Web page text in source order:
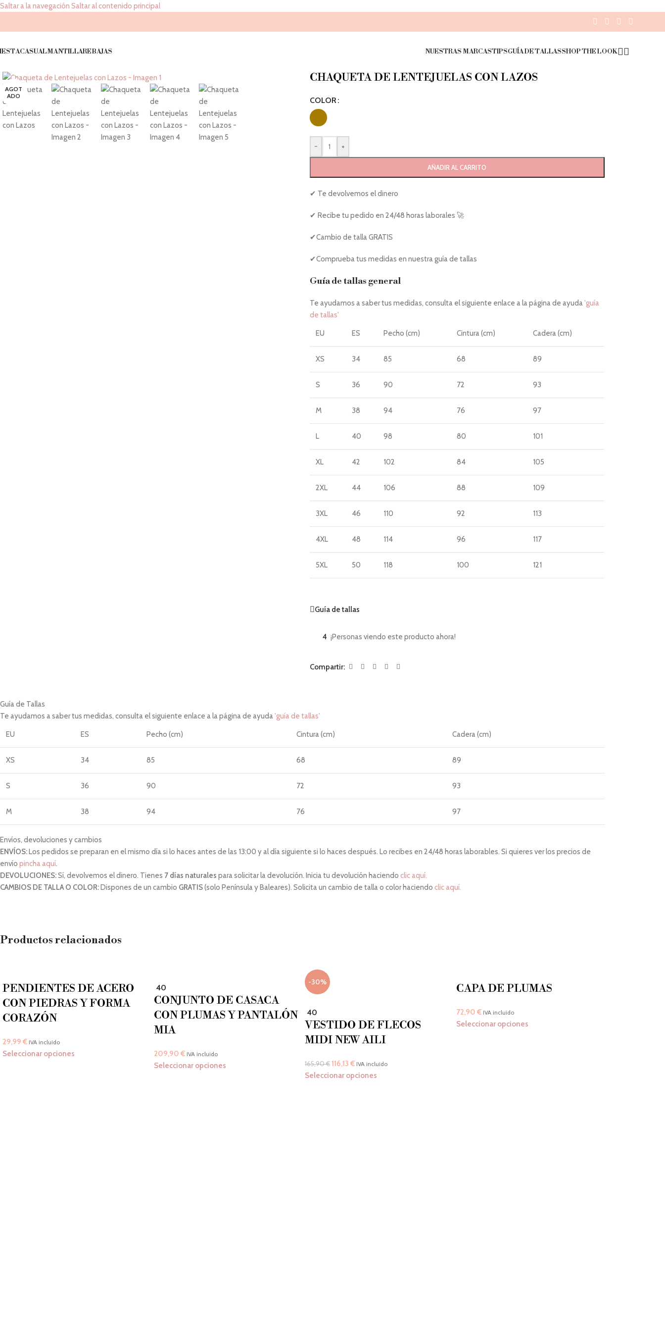
Saltar a la navegación Saltar al contenido principal
CASUALMANTILLAREBAJAS NUESTRAS MARCASTIPSGUÍA DE TALLASSHOP THE LOOK
AGOT
ADO
CHAQUETA DE LENTEJUELAS CON LAZOS
COLOR
- +
AÑADIR AL CARRITO
✔ Te devolvemos el dinero
✔ Recibe tu pedido en 24/48 horas laborales 🚀
✔Cambio de talla GRATIS
✔Comprueba tus medidas en nuestra guía de tallas
Guía de tallas general
Te ayudamos a saber tus medidas, consulta el siguiente enlace a la página de ayuda'guía
de tallas'
EU ES Pecho (cm) Cintura (cm) Cadera (cm)
XS 34 85 68 89
S 36 90 72 93
M 38 94 76 97
L 40 98 80 101
XL 42 102 84 105
2XL 44 106 88 109
3XL 46 110 92 113
4XL 48 114 96 117
5XL 50 118 100 121
Guía de tallas
4 ¡Personas viendo este producto ahora!
Compartir:
Guía de Tallas
Te ayudamos a saber tus medidas, consulta el siguiente enlace a la página de ayuda'guía de tallas'
EU ES Pecho (cm) Cintura (cm) Cadera (cm)
XS 34 85 68 89
S 36 90 72 93
M 38 94 76 97
L 40
XL
2XL 44 106 88 109
4XL 48
Envíos, devoluciones y cambios
ENVÍOS:Los pedidos se preparan en el mismo día si lo haces antes de las 13:00 y al día siguiente si lo haces después. Lo recibes en 24/48 horas laborables. Si quieres ver los precios de
envío pincha aquí.
DEVOLUCIONES:Sí, devolvemos el dinero. Tienes 7 días naturales para solicitar la devolución. Inicia tu devolución haciendo clic aquí.
CAMBIOS DE TALLA O COLOR:Dispones de un cambio GRATIS(solo Península y Baleares). Solicita un cambio de talla o color haciendo clic aquí.
Productos relacionados
PENDIENTES DE ACERO
CON PIEDRAS Y FORMA
CORAZÓN
29,99 € IVA incluido
Seleccionar opciones
40
CONJUNTO DE CASACA
CON PLUMAS Y PANTALÓN
MIA
209,90 € IVA incluido
Seleccionar opciones
-30%
40
VESTIDO DE FLECOS
MIDI NEW AILI
165,90€116,13 € IVA incluido
Seleccionar opciones
CAPA DE PLUMAS
72,90 € IVA incluido
Seleccionar opciones